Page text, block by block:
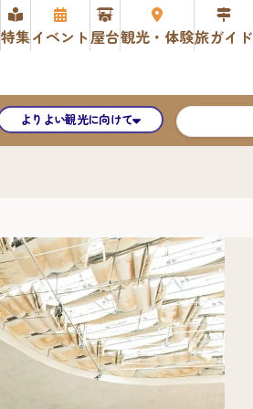
特集イベント屋台観光・体験旅ガイド
よりよい観光に向けて